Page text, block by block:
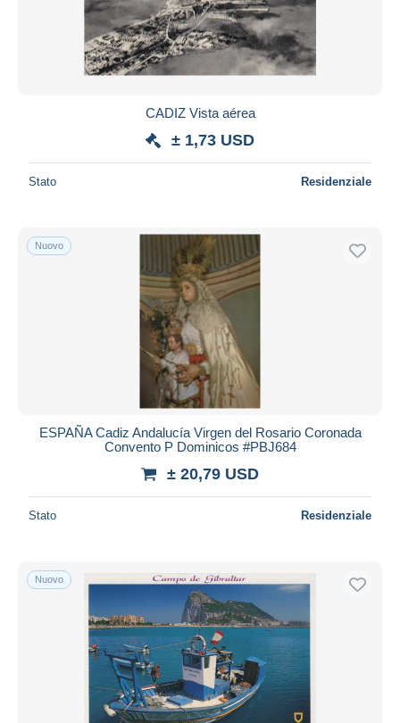
CADIZ Vista aérea
± 1,73 USD
Stato Residenziale
Nuovo
ESPAÑA Cadiz Andalucía Virgen del Rosario Coronada
Convento P Dominicos #PBJ684
± 20,79 USD
Stato Residenziale
Nuovo